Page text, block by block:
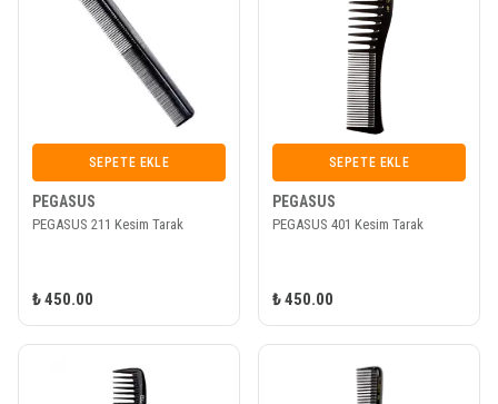
SEPETE EKLE
PEGASUS
PEGASUS 211 Kesim Tarak
₺ 450.00
SEPETE EKLE
PEGASUS
PEGASUS 401 Kesim Tarak
₺ 450.00